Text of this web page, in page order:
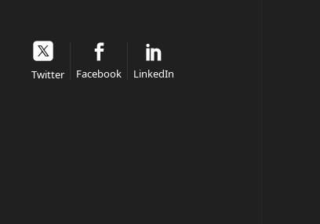
Twitter Facebook LinkedIn